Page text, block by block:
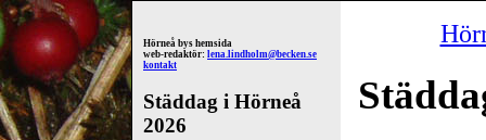
Hörneå bys hemsida
web-redaktör: lena.lindholm@becken.se
kontakt
Städdag i Hörneå
2026